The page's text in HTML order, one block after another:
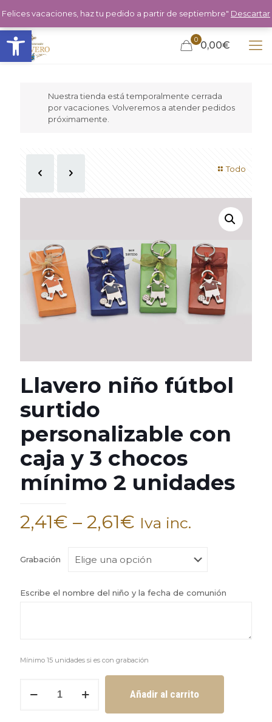
Abrir barra de herramientas 0 0,00€
Nuestra tienda está temporalmente cerrada
por vacaciones. Volveremos a atender pedidos
próximamente.
Todo
Llavero niño fútbol
surtido
personalizable con
caja y 3 chocos
mínimo 2 unidades
2,41€ – 2,61€ Iva inc.
Grabación
Escribe el nombre del niño y la fecha de comunión
Mínimo 15 unidades si es con grabación
niño
Añadir al carrito
Felices vacaciones, haz tu pedido a partir de septiembre" Descartar